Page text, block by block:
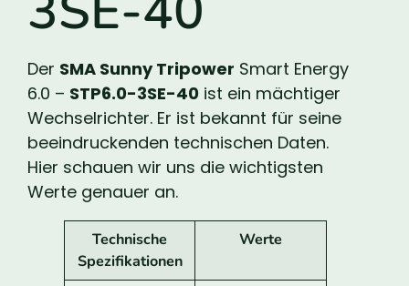
Der SMA Sunny Tripower Smart Energy
6.0 – STP6.0-3SE-40 ist ein mächtiger
Wechselrichter. Er ist bekannt für seine
beeindruckenden technischen Daten.
Hier schauen wir uns die wichtigsten
Werte genauer an.
Technische
Spezifikationen
Werte